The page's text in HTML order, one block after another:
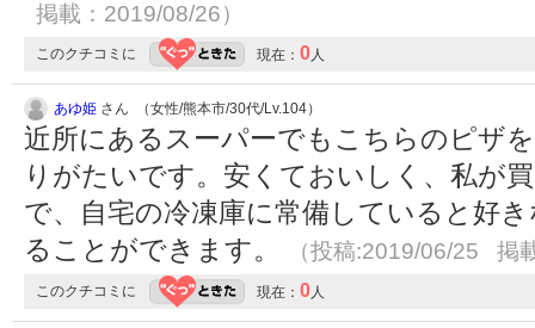
掲載：2019/08/26）
このクチコミに 現在： 0人
あゆ姫 さん （女性/熊本市/30代/Lv.104）
近所にあるスーパーでもこちらのピザ
りがたいです。安くておいしく、私が
で、自宅の冷凍庫に常備していると好
ることができます。
（投稿:2019/06/25 掲
このクチコミに 現在： 0人